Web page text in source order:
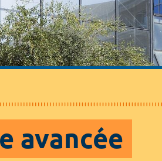
avancée